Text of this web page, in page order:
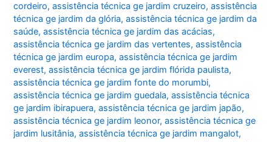
cordeiro,assistência técnica ge jardim cruzeiro,assistência
técnica ge jardim da glória,assistência técnica ge jardim da
saúde,assistência técnica ge jardim das acácias,
assistência técnica ge jardim das vertentes,assistência
técnica ge jardim europa,assistência técnica ge jardim
everest,assistência técnica ge jardim flórida paulista,
assistência técnica ge jardim fonte do morumbi,
assistência técnica ge jardim guedala,assistência técnica
ge jardim ibirapuera,assistência técnica ge jardim japão,
assistência técnica ge jardim leonor,assistência técnica ge
jardim lusitânia,assistência técnica ge jardim mangalot,